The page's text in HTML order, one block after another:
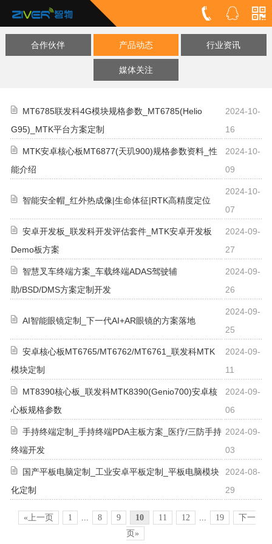
合作伙伴 产品动态 行业资讯
媒体关注
MT6785联发科4G模块规格参数_MT6785(Helio
G95)_MTK平台方案定制
2024-10-
16
MTK安卓核心板MT6877(天玑900)规格参数资料_性
能介绍
2024-10-
09
智能安全帽_红外热成像|生命体征|RTK高精度定位
2024-10-
07
安卓开发板_联发科开发评估套件_MTK安卓开发板
Demo板方案
2024-09-
27
智慧叉车终端方案_车载终端ADAS驾驶辅
助/BSD/DMS方案定制开发
2024-09-
26
AI智能眼镜定制_下一代AI+AR眼镜的方案落地
2024-09-
25
安卓核心板MT6765/MT6762/MT6761_联发科MTK
模块定制
2024-09-
11
MT8390核心板_联发科MTK8390(Genio700)安卓核
心板规格参数
2024-09-
06
手持终端定制_手持终端PDA主板方案_医疗/三防手持
终端开发
2024-09-
03
国产平板电脑定制_工业安卓平板定制_平板电脑模块
化定制
2024-08-
29
«上一页 1 8 9 10 11 12 19
下一
页»